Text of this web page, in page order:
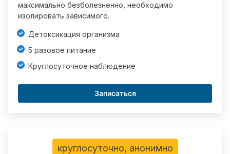
максимально безболезненно, необходимо
изолировать зависимого.
Детоксикация организма
5 разовое питание
Круглосуточное наблюдение
Записаться
круглосуточно, анонимно